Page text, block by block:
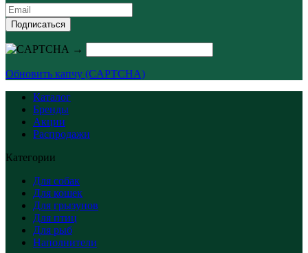
Подписаться
→
Обновить капчу (CAPTCHA)
Каталог
Бренды
Акции
Распродажи
Категории
Для собак
Для кошек
Для грызунов
Для птиц
Для рыб
Наполнители